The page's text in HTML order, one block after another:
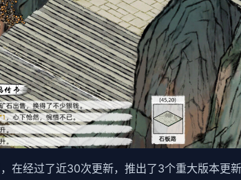
在经过了近30次更新，推出了3个重大版本更